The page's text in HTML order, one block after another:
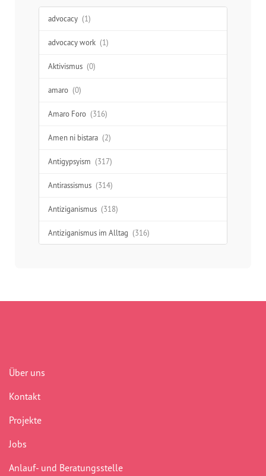
advocacy (1)
advocacy work (1)
Aktivismus (0)
amaro (0)
Amaro Foro (316)
Amen ni bistara (2)
Antigypsyism (317)
Antirassismus (314)
Antiziganismus (318)
Antiziganismus im Alltag (316)
Austausch (48)
Chancengerechtigkeit
Über uns
Kontakt
Projekte
Jobs
Anlauf- und Beratungsstelle